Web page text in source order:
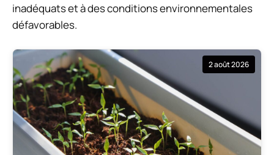
inadéquats et à des conditions environnementales
défavorables.
2 août 2026